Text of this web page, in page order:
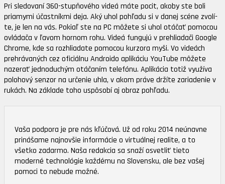
Pri sle­do­va­ní 360-stupňového vi­deá má­te po­cit, ako­by ste bo­li
pria­my­mi účas­tník­mi de­ja. Aký uhol poh­ľa­du si v da­nej scé­ne zvo­lí­
te, je len na vás. Pokiaľ ste na PC môžete si uhol otáčať po­mo­cou
ov­lá­da­ča v ľa­vom hor­nom ro­hu. Vi­deá fun­gu­jú v pre­hlia­da­či Goog­le
Chro­me, kde sa roz­hlia­da­te po­mo­cou kur­zo­ra my­ši. Vo vi­deách
preh­rá­va­ných cez ofi­ciál­nu An­droi­do ap­li­ká­ciu YouTu­be môžete
nazerať jed­no­du­chým otá­ča­ním te­le­fó­nu. Ap­li­ká­cia to­tiž vy­uží­va
po­lo­ho­vý sen­zor na ur­če­nie uh­la, v akom prá­ve dr­ží­te za­ria­de­nie v
ru­kách. Na zá­kla­de to­ho us­pô­so­bí aj ob­raz poh­ľa­du.
Vaša podpora je pre nás kľúčová. Už od roku 2014 neúnavne
prinášame najnovšie informácie o virtuálnej realite, a to
všetko zadarmo. Naša redakcia sa snaží osvetliť tieto
moderné technológie každému na Slovensku, ale bez vašej
pomoci to nebude možné.